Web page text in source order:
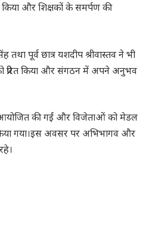
किया और शिक्षकों के समर्पण की
तथा पूर्व छात्र यशदीप श्रीवास्तव ने भी
को प्रेरित किया और संगठन में अपने अनुभव
आयोजित की गईं और विजेताओं को मेडल
किया गया।इस अवसर पर अभिभागव और